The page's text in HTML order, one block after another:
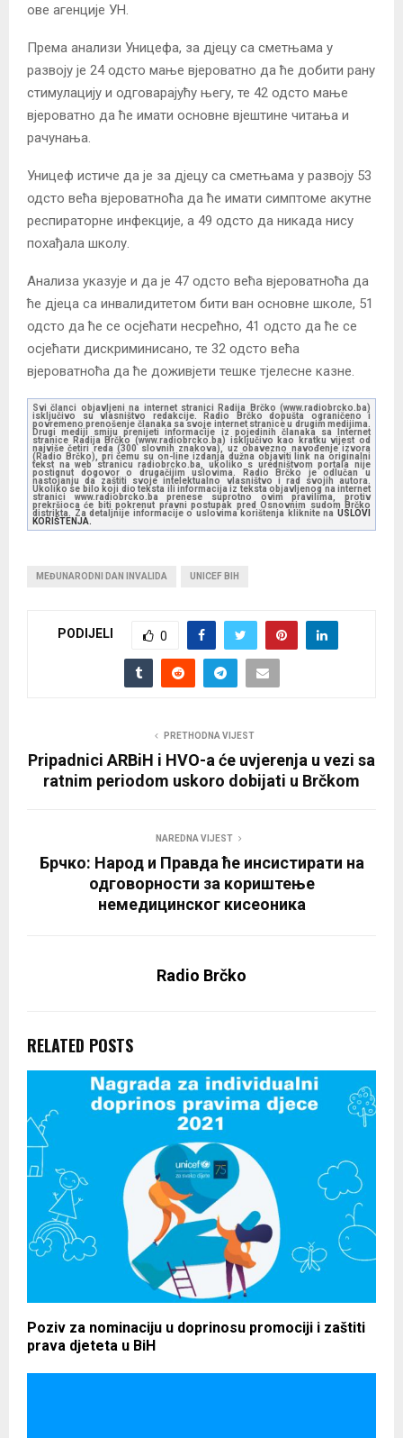
ове агенције УН.
Према анализи Уницефа, за дјецу са сметњама у
развоју је 24 одсто мање вјероватно да ће добити рану
стимулацију и одговарајућу његу, те 42 одсто мање
вјероватно да ће имати основне вјештине читања и
рачунања.
Уницеф истиче да је за дјецу са сметњама у развоју 53
одсто већа вјероватноћа да ће имати симптоме акутне
респираторне инфекције, а 49 одсто да никада нису
похађала школу.
Анализа указује и да је 47 одсто већа вјероватноћа да
ће дјеца са инвалидитетом бити ван основне школе, 51
одсто да ће се осјећати несрећно, 41 одсто да ће се
осјећати дискриминисано, те 32 одсто већа
вјероватноћа да ће доживјети тешке тјелесне казне.
Svi članci objavljeni na internet stranici Radija Brčko (www.radiobrcko.ba)
isključivo su vlasništvo redakcije. Radio Brčko dopušta ograničeno i
povremeno prenošenje članaka sa svoje internet stranice u drugim medijima.
Drugi mediji smiju prenijeti informacije iz pojedinih članaka sa Internet
stranice Radija Brčko (www.radiobrcko.ba) isključivo kao kratku vijest od
najviše četiri reda (300 slovnih znakova), uz obavezno navođenje izvora
(Radio Brčko), pri čemu su on-line izdanja dužna objaviti link na originalni
tekst na web stranicu radiobrcko.ba, ukoliko s uredništvom portala nije
postignut dogovor o drugačijim uslovima. Radio Brčko je odlučan u
nastojanju da zaštiti svoje intelektualno vlasništvo i rad svojih autora.
Ukoliko se bilo koji dio teksta ili informacija iz teksta objavljenog na internet
stranici www.radiobrcko.ba prenese suprotno ovim pravilima, protiv
prekršioca će biti pokrenut pravni postupak pred Osnovnim sudom Brčko
distrikta. Za detaljnije informacije o uslovima korištenja kliknite na USLOVI
KORIŠTENJA.
MEĐUNARODNI DAN INVALIDA UNICEF BIH
PODIJELI 0
PRETHODNA VIJEST
Pripadnici ARBiH i HVO-a će uvjerenja u vezi sa
ratnim periodom uskoro dobijati u Brčkom
NAREDNA VIJEST
Брчко: Народ и Правда ће инсистирати на
одговорности за кориштење
немедицинског кисеоника
Radio Brčko
RELATED POSTS
Poziv za nominaciju u doprinosu promociji i zaštiti
prava djeteta u BiH